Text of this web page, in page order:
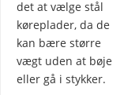
det at vælge stål
køreplader, da de
kan bære større
vægt uden at bøje
eller gå i stykker.